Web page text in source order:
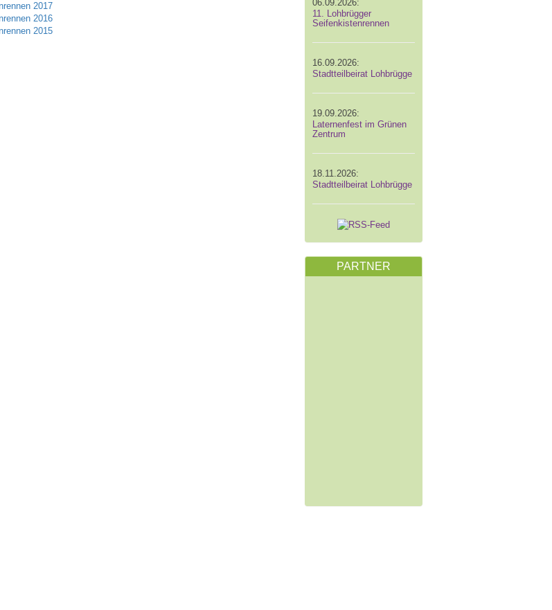
2017
2016
2015
06.09.2026:
11. Lohbrügger
Seifenkistenrennen
16.09.2026:
Stadtteilbeirat Lohbrügge
19.09.2026:
Laternenfest im Grünen
Zentrum
18.11.2026:
Stadtteilbeirat Lohbrügge
PARTNER